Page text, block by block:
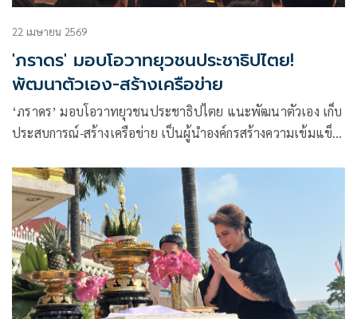
22 เมษายน 2569
'ภราดร' มอบโอวาทยุวชนประชาธิปไตย!
พัฒนาตัวเอง-สร้างเครือข่าย
‘ภราดร’ มอบโอวาทยุวชนประชาธิปไตย แนะพัฒนาตัวเอง เก็บ
ประสบการณ์-สร้างเครือข่าย เป็นผู้นำองค์กรสร้างความเข้มแข็ง